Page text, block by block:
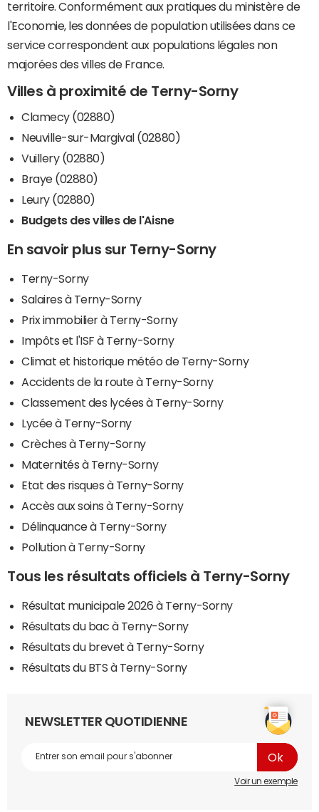
territoire. Conformément aux pratiques du ministère de
l'Economie, les données de population utilisées dans ce
service correspondent aux populations légales non
majorées des villes de France.
Villes à proximité de Terny-Sorny
Clamecy (02880)
Neuville-sur-Margival (02880)
Vuillery (02880)
Braye (02880)
Leury (02880)
Budgets des villes de l'Aisne
En savoir plus sur Terny-Sorny
Terny-Sorny
Salaires à Terny-Sorny
Prix immobilier à Terny-Sorny
Impôts et l'ISF à Terny-Sorny
Climat et historique météo de Terny-Sorny
Accidents de la route à Terny-Sorny
Classement des lycées à Terny-Sorny
Lycée à Terny-Sorny
Crèches à Terny-Sorny
Maternités à Terny-Sorny
Etat des risques à Terny-Sorny
Accès aux soins à Terny-Sorny
Délinquance à Terny-Sorny
Pollution à Terny-Sorny
Tous les résultats officiels à Terny-Sorny
Résultat municipale 2026 à Terny-Sorny
Résultats du bac à Terny-Sorny
Résultats du brevet à Terny-Sorny
Résultats du BTS à Terny-Sorny
NEWSLETTER QUOTIDIENNE
Voir un exemple